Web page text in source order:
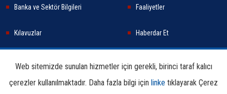
Banka ve Sektör Bilgileri Faaliyetler
Kılavuzlar Haberdar Et
Araştırma ve Yayınlar İletişim Bilgileri
Web sitemizde sunulan hizmetler için gerekli, birinci taraf kalıcı
çerezler kullanılmaktadır. Daha fazla bilgi için linke tıklayarak Çerez